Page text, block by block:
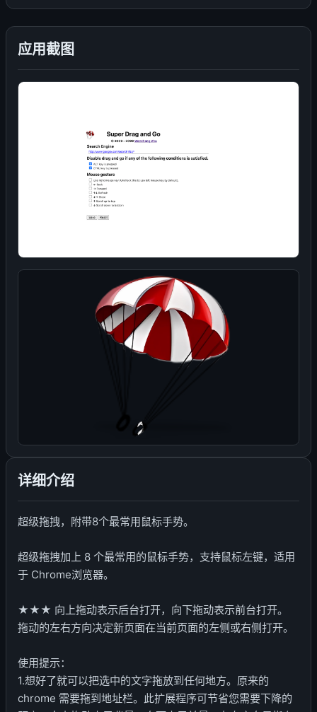
应用截图
详细介绍
超级拖拽，附带8个最常用鼠标手势。
超级拖拽加上 8 个最常用的鼠标手势，支持鼠标左键，适用
于 Chrome浏览器。
★★★ 向上拖动表示后台打开，向下拖动表示前台打开。
拖动的左右方向决定新页面在当前页面的左侧或右侧打开。
使用提示：
1.想好了就可以把选中的文字拖放到任何地方。原来的
chrome 需要拖到地址栏。此扩展程序可节省您需要下降的